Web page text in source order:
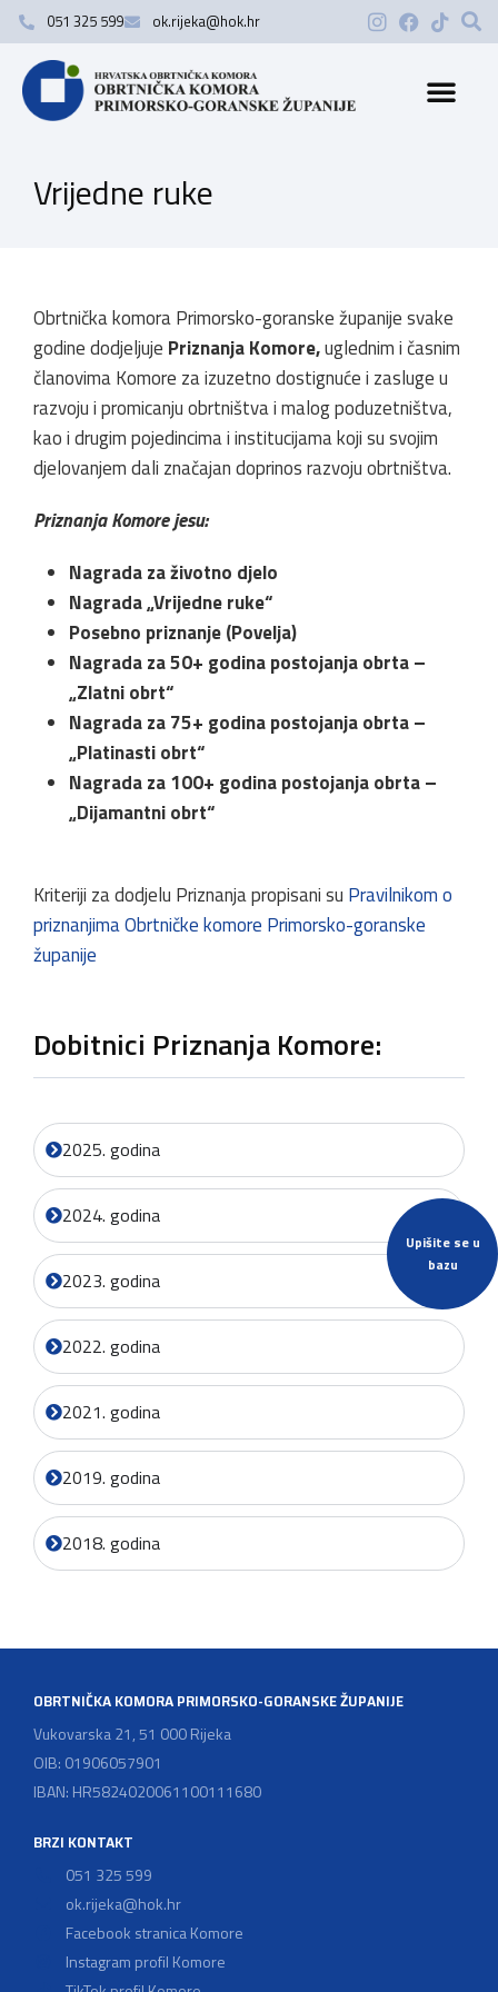
Upišite se u
bazu
051 325 599 ok.rijeka@hok.hr
Vrijedne ruke
Obrtnička komora Primorsko-goranske županije svake
godine dodjeljuje Priznanja Komore,uglednim i časnim
članovima Komore za izuzetno dostignuće i zasluge u
razvoju i promicanju obrtništva i malog poduzetništva,
kao i drugim pojedincima i institucijama koji su svojim
djelovanjem dali značajan doprinos razvoju obrtništva.
Priznanja Komore jesu:
Nagrada za životno djelo
Nagrada „Vrijedne ruke“
Posebno priznanje (Povelja)
Nagrada za 50+ godina postojanja obrta –
„Zlatni obrt“
Nagrada za 75+ godina postojanja obrta –
„Platinasti obrt“
Nagrada za 100+ godina postojanja obrta –
„Dijamantni obrt“
Kriteriji za dodjelu Priznanja propisani su Pravilnikom o
priznanjima Obrtničke komore Primorsko-goranske
županije
Dobitnici Priznanja Komore:
2025. godina
2024. godina
2023. godina
2022. godina
2021. godina
2019. godina
2018. godina
OBRTNIČKA KOMORA PRIMORSKO-GORANSKE ŽUPANIJE
Vukovarska 21, 51 000 Rijeka
OIB: 01906057901
IBAN: HR5824020061100111680
BRZI KONTAKT
051 325 599
ok.rijeka@hok.hr
Facebook stranica Komore
Instagram profil Komore